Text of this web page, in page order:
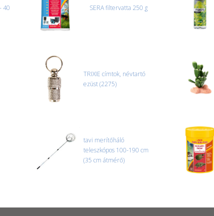
40
SERA filtervatta 250 g
TRIXIE címtok, névtartó
ezüst (2275)
tavi merítőháló
teleszkópos 100-190 cm
(35 cm átmérő)